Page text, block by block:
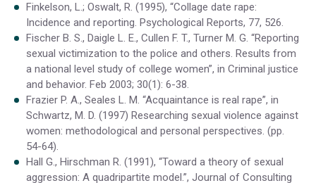
Finkelson, L.; Oswalt, R. (1995), “Collage date rape:
Incidence and reporting. Psychological Reports, 77, 526.
Fischer B. S., Daigle L. E., Cullen F. T., Turner M. G. “Reporting
sexual victimization to the police and others. Results from
a national level study of college women”, in Criminal justice
and behavior. Feb 2003; 30(1): 6-38.
Frazier P. A., Seales L. M. “Acquaintance is real rape”, in
Schwartz, M. D. (1997) Researching sexual violence against
women: methodological and personal perspectives. (pp.
54-64).
Hall G., Hirschman R. (1991), “Toward a theory of sexual
aggression: A quadripartite model.”, Journal of Consulting